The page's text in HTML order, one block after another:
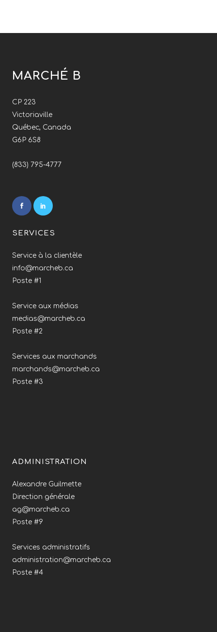
MARCHÉ B
CP 223
Victoriaville
Québec, Canada
G6P 6S8
(833) 795-4777
SERVICES
Service à la clientèle
info@marcheb.ca
Poste #1
Service aux médias
medias@marcheb.ca
Poste #2
Services aux marchands
marchands@marcheb.ca
Poste #3
ADMINISTRATION
Alexandre Guilmette
Direction générale
ag@marcheb.ca
Poste #9
Services administratifs
administration@marcheb.ca
Poste #4